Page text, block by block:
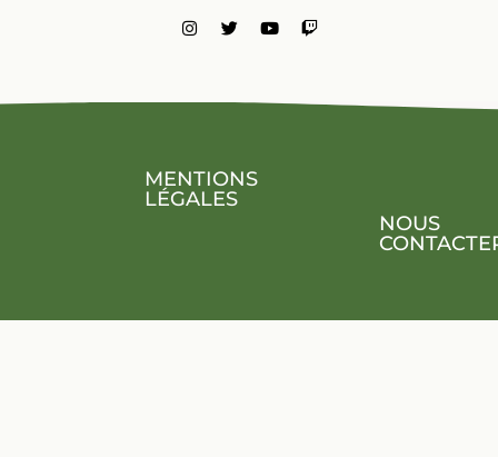
MENTIONS
LÉGALES
NOUS